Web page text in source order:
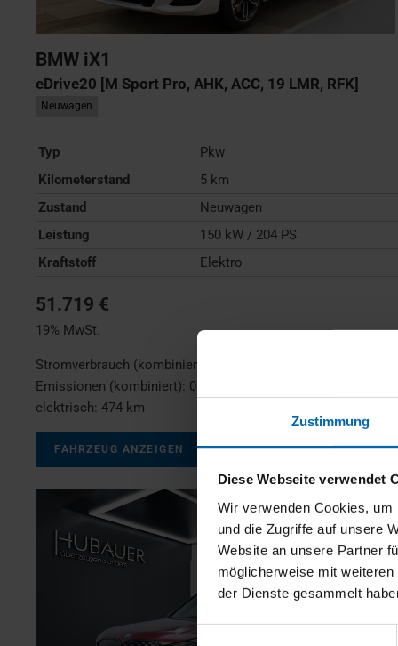
Zustimmung
Diese Webseite verwendet
Wir verwenden Cookies,
und die Zugriffe auf unsere
Website an unsere Partner
möglicherweise mit
der Dienste gesammelt
BMW iX1
eDrive20 [M Sport Pro, AHK, ACC, 19 LMR, RFK]
Neuwagen
Typ
Pkw
Kilometerstand
5 km
Zustand
Neuwagen
Leistung
150 kW / 204 PS
Kraftstoff
Elektro
51.719 €
19% MwSt.
Stromverbrauch (kombiniert):
Emissionen (kombiniert): 0 g/km
elektrisch: 474 km
FAHRZEUG ANZEIGEN